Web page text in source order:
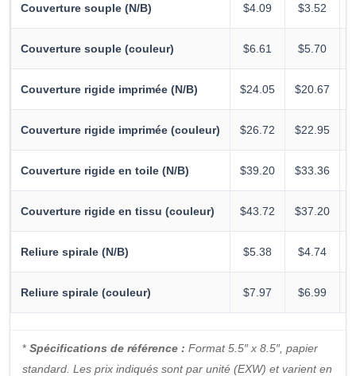
Couverture souple (N/B) $4.09 $3.52
Couverture souple (couleur) $6.61 $5.70
Couverture rigide imprimée (N/B) $24.05 $20.67
Couverture rigide imprimée (couleur) $26.72 $22.95
Couverture rigide en toile (N/B) $39.20 $33.36
Couverture rigide en tissu (couleur) $43.72 $37.20
Reliure spirale (N/B) $5.38 $4.74
Reliure spirale (couleur) $7.97 $6.99
* Spécifications de référence : Format 5.5″ x 8.5″, papier
standard. Les prix indiqués sont par unité (EXW) et varient en